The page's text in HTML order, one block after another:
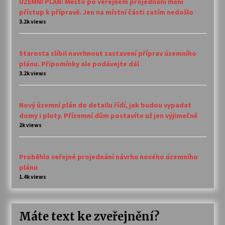
přístup k přípravě. Jen na místní části zatím nedošlo
3.2k views
Starosta slíbil navrhnout zastavení příprav územního
plánu. Připomínky ale podávejte dál
3.2k views
Nový územní plán do detailu řídí, jak budou vypadat
domy i ploty. Přízemní dům postavíte už jen výjimečně
2k views
Proběhlo veřejné projednání návrhu nového územního
plánu
1.4k views
Máte text ke zveřejnění?